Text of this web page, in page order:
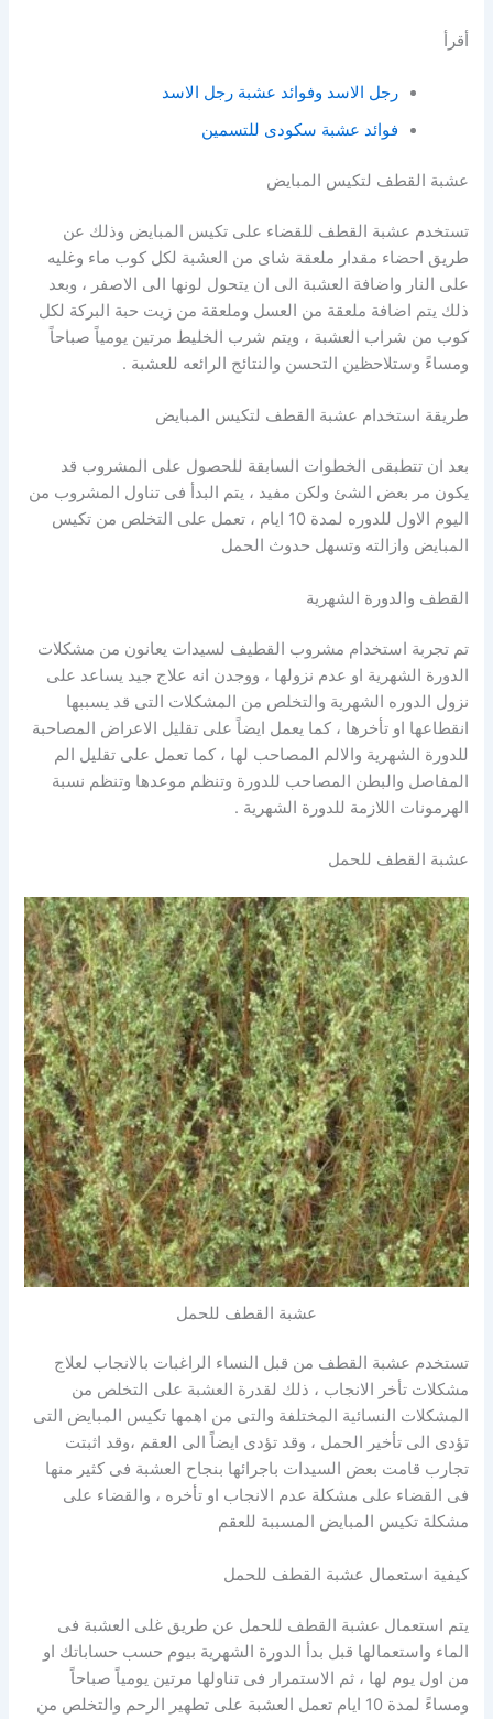
أقرأ
رجل الاسد وفوائد عشبة رجل الاسد
فوائد عشبة سكودى للتسمين
عشبة القطف لتكيس المبايض
تستخدم عشبة القطف للقضاء على تكيس المبايض وذلك عن
طريق احضاء مقدار ملعقة شاى من العشبة لكل كوب ماء وغليه
على النار واضافة العشبة الى ان يتحول لونها الى الاصفر ، وبعد
ذلك يتم اضافة ملعقة من العسل وملعقة من زيت حبة البركة لكل
كوب من شراب العشبة ، ويتم شرب الخليط مرتين يومياً صباحاً
ومساءً وستلاحظين التحسن والنتائج الرائعه للعشبة .
طريقة استخدام عشبة القطف لتكيس المبايض
بعد ان تتطبقى الخطوات السابقة للحصول على المشروب قد
يكون مر بعض الشئ ولكن مفيد ، يتم البدأ فى تناول المشروب من
اليوم الاول للدوره لمدة 10 ايام ، تعمل على التخلص من تكيس
المبايض وازالته وتسهل حدوث الحمل
القطف والدورة الشهرية
تم تجربة استخدام مشروب القطيف لسيدات يعانون من مشكلات
الدورة الشهرية او عدم نزولها ، ووجدن انه علاج جيد يساعد على
نزول الدوره الشهرية والتخلص من المشكلات التى قد يسببها
انقطاعها او تأخرها ، كما يعمل ايضاً على تقليل الاعراض المصاحبة
للدورة الشهرية والالم المصاحب لها ، كما تعمل على تقليل الم
المفاصل والبطن المصاحب للدورة وتنظم موعدها وتنظم نسبة
الهرمونات اللازمة للدورة الشهرية .
عشبة القطف للحمل
عشبة القطف للحمل
تستخدم عشبة القطف من قبل النساء الراغبات بالانجاب لعلاج
مشكلات تأخر الانجاب ، ذلك لقدرة العشبة على التخلص من
المشكلات النسائية المختلفة والتى من اهمها تكيس المبايض التى
تؤدى الى تأخير الحمل ، وقد تؤدى ايضاً الى العقم ،وقد اثبتت
تجارب قامت بعض السيدات باجرائها بنجاح العشبة فى كثير منها
فى القضاء على مشكلة عدم الانجاب او تأخره ، والقضاء على
مشكلة تكيس المبايض المسببة للعقم
كيفية استعمال عشبة القطف للحمل
يتم استعمال عشبة القطف للحمل عن طريق غلى العشبة فى
الماء واستعمالها قبل بدأ الدورة الشهرية بيوم حسب حساباتك او
من اول يوم لها ، ثم الاستمرار فى تناولها مرتين يومياً صباحاً
ومساءً لمدة 10 ايام تعمل العشبة على تطهير الرحم والتخلص من